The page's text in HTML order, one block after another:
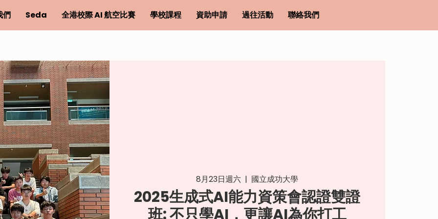
們 Seda 全港校際 AI 航空比賽 學校課程 資助申請 過往活動 聯絡我們
8月23日週六
  |
國立成功大學
2025生成式AI能力資策會認證雙證
班: 不只學AI，更讓AI為你打工